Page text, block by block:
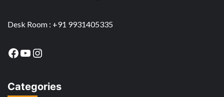
Desk Room : +91 9931405335
Facebook
YouTube
Instagram
Categories